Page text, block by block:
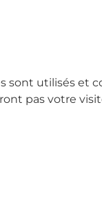
sont utilisés et
pas votre